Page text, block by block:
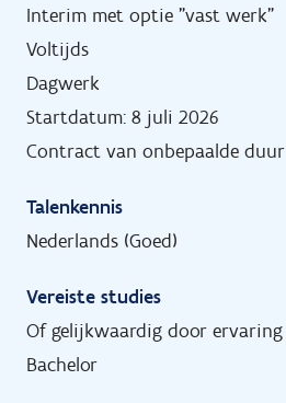
Interim met optie "vast werk"
Voltijds
Dagwerk
Startdatum: 8 juli 2026
Contract van onbepaalde duur
Talenkennis
Nederlands (Goed)
Vereiste studies
Of gelijkwaardig door ervaring
Bachelor